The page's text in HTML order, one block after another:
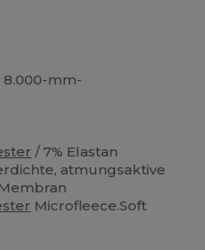
8.000-mm-
/ 7% Elastan
atmungsaktive
Microfleece.Soft